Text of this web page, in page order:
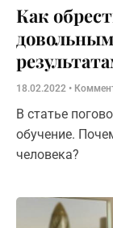
Как
18.02.2022
В статье
обучение.
человека?